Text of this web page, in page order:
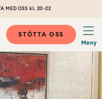
MED OSS kl. 20-22
STÖTTA OSS
Meny